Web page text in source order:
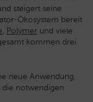
steigert seine
Ökosystem bereit
, Polymer und viele
kommen drei
neue Anwendung.
die notwendigen